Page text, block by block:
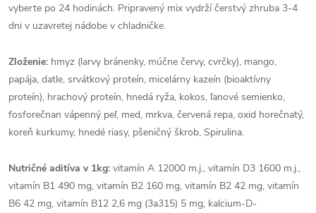
vyberte po 24 hodinách. Pripravený mix vydrží čerstvý zhruba 3-4
dni v uzavretej nádobe v chladničke.
Zloženie: hmyz (larvy bránenky, múčne červy, cvrčky), mango,
papája, datle, srvátkový proteín, micelárny kazeín (bioaktívny
proteín), hrachový proteín, hnedá ryža, kokos, ľanové semienko,
fosforečnan vápenný peľ, med, mrkva, červená repa, oxid horečnatý,
koreň kurkumy, hnedé riasy, pšeničný škrob, Spirulina.
Nutričné ​​aditíva v 1kg: vitamín A 12000 m.j., vitamín D3 1600 m.j.,
vitamín B1 490 mg, vitamín B2 160 mg, vitamín B2 42 mg, vitamín
B6 42 mg, vitamín B12 2,6 mg (3a315) 5 mg, kalcium-D-